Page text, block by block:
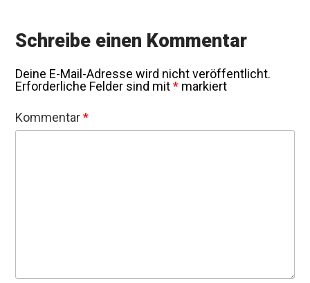
Schreibe einen Kommentar
Deine E-Mail-Adresse wird nicht veröffentlicht.
Erforderliche Felder sind mit* markiert
Kommentar*